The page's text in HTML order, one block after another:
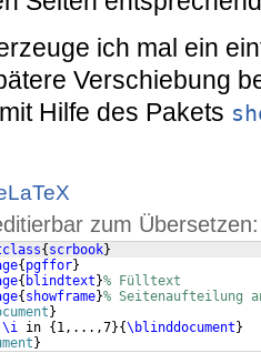
ich mal ein
Verschiebung
Hilfe des Pakets
zum Übersetzen:
{ scrbook}
{ pgffor}
{ blindtext }% Fülltext
{ showframe}% Seitenaufteilung
}
\i in { 1,...,7}{\blinddocument }
}